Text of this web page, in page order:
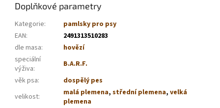
Doplňkové parametry
Kategorie:
pamlsky pro psy
EAN:
2491313510283
dle masa:
hovězí
speciální
výživa:
B.A.R.F.
věk psa:
dospělý pes
velikost: malá plemena, střední plemena, velká
plemena